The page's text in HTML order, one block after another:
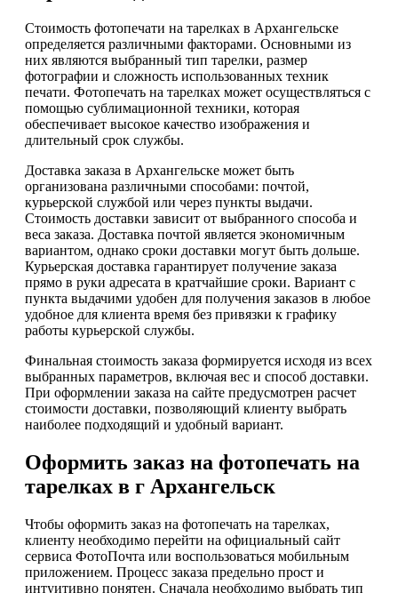
Стоимость фотопечати на тарелках в Архангельске
определяется различными факторами. Основными из
них являются выбранный тип тарелки, размер
фотографии и сложность использованных техник
печати. Фотопечать на тарелках может осуществляться с
помощью сублимационной техники, которая
обеспечивает высокое качество изображения и
длительный срок службы.
Доставка заказа в Архангельске может быть
организована различными способами: почтой,
курьерской службой или через пункты выдачи.
Стоимость доставки зависит от выбранного способа и
веса заказа. Доставка почтой является экономичным
вариантом, однако сроки доставки могут быть дольше.
Курьерская доставка гарантирует получение заказа
прямо в руки адресата в кратчайшие сроки. Вариант с
пункта выдачими удобен для получения заказов в любое
удобное для клиента время без привязки к графику
работы курьерской службы.
Финальная стоимость заказа формируется исходя из всех
выбранных параметров, включая вес и способ доставки.
При оформлении заказа на сайте предусмотрен расчет
стоимости доставки, позволяющий клиенту выбрать
наиболее подходящий и удобный вариант.
Оформить заказ на фотопечать на
тарелках в г Архангельск
Чтобы оформить заказ на фотопечать на тарелках,
клиенту необходимо перейти на официальный сайт
сервиса ФотоПочта или воспользоваться мобильным
приложением. Процесс заказа предельно прост и
интуитивно понятен. Сначала необходимо выбрать тип